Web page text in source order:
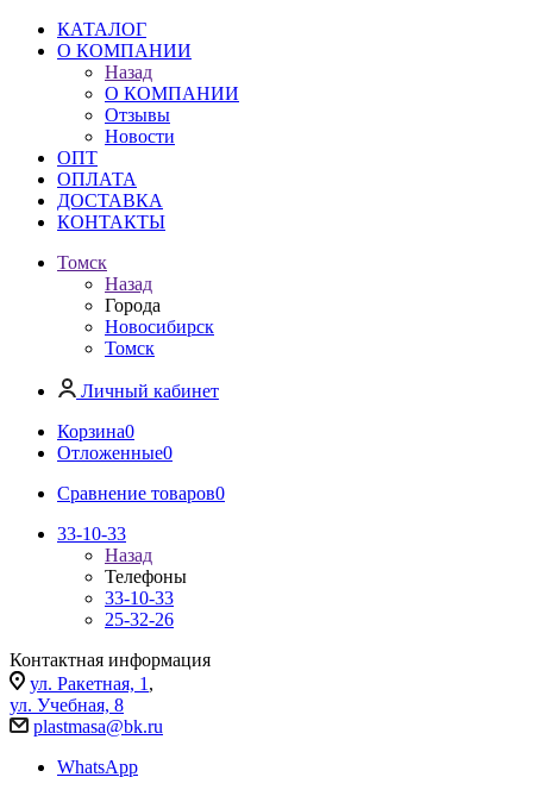
КАТАЛОГ
О КОМПАНИИ
Назад
О КОМПАНИИ
Отзывы
Новости
ОПТ
ОПЛАТА
ДОСТАВКА
КОНТАКТЫ
Томск
Назад
Города
Новосибирск
Томск
Личный кабинет
Корзина0
Отложенные0
Сравнение товаров0
33-10-33
Назад
Телефоны
33-10-33
25-32-26
Контактная информация
ул. Ракетная, 1 ,
ул. Учебная, 8
plastmasa@bk.ru
WhatsApp